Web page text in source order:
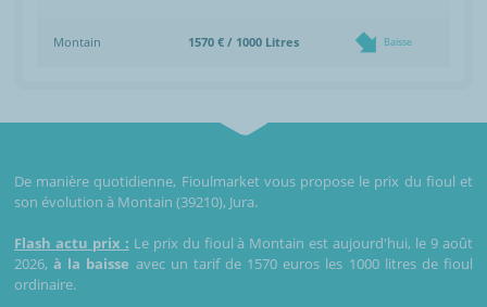
Montain 1570 € / 1000 Litres Baisse
De manière quotidienne, Fioulmarket vous propose le prix du fioul et
son évolution à Montain (39210), Jura.
Flash actu prix : Le prix du fioul à Montain est aujourd'hui, le 9 août
2026,à la baisse avec un tarif de 1570 euros les 1000 litres de fioul
ordinaire.